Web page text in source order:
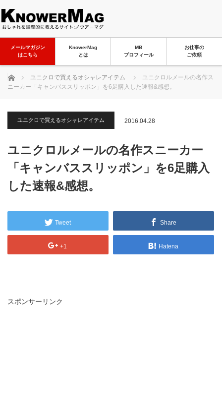
メールマガジン
はこちら
KnowerMag
とは
MB
プロフィール
お仕事の
ご依頼
ホーム ユニクロで買えるオシャレアイテム
ユニクロルメールの名作ス
ニーカー「キャンバススリッポン」を6足購入した速報&感想。
ユニクロで買えるオシャレアイテム 2016.04.28
ユニクロルメールの名作スニーカー
「キャンバススリッポン」を6足購入
した速報&感想。
Tweet Share
+1 Hatena
スポンサーリンク